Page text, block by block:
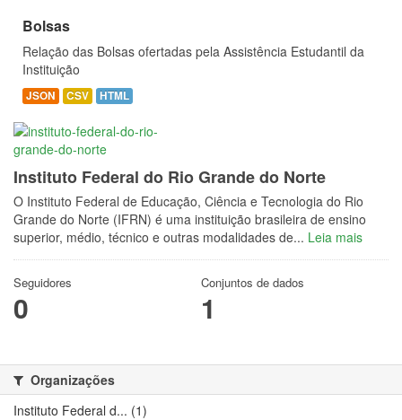
Bolsas
Relação das Bolsas ofertadas pela Assistência Estudantil da
Instituição
JSON CSV HTML
Instituto Federal do Rio Grande do Norte
O Instituto Federal de Educação, Ciência e Tecnologia do Rio
Grande do Norte (IFRN) é uma instituição brasileira de ensino
superior, médio, técnico e outras modalidades de... Leia mais
Seguidores
0
Conjuntos de dados
1
Organizações
Instituto Federal d... (1)